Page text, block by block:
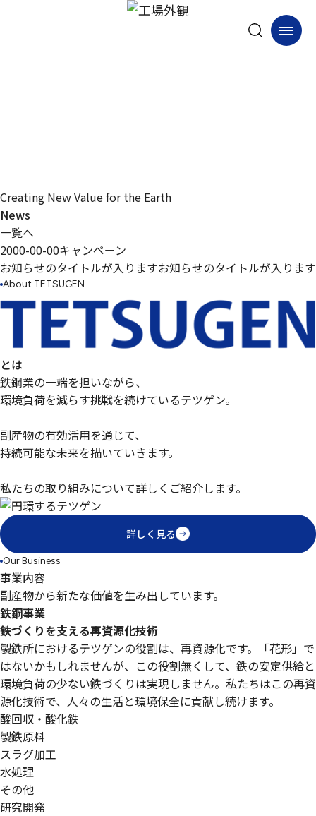
Creating New Value for the Earth
News
一覧へ
2000-00-00キャンペーン
お知らせのタイトルが入りますお知らせのタイトルが入ります
About TETSUGEN
とは
鉄鋼業の一端を担いながら、
環境負荷を減らす挑戦を続けているテツゲン。
副産物の有効活用を通じて、
持続可能な未来を描いていきます。
私たちの取り組みについて詳しくご紹介します。
詳しく見る
Our Business
事業内容
副産物から新たな価値を生み出しています。
鉄鋼事業
鉄づくりを支える再資源化技術
製鉄所におけるテツゲンの役割は、再資源化です。
「花形」で
はないかもしれませんが、この役割無くして、鉄の安定供給と
環境負荷の少ない鉄づくりは実現しません。 私たちはこの再資
源化技術で、人々の生活と環境保全に貢献し続けます。
酸回収・酸化鉄
製鉄原料
スラグ加工
水処理
その他
研究開発